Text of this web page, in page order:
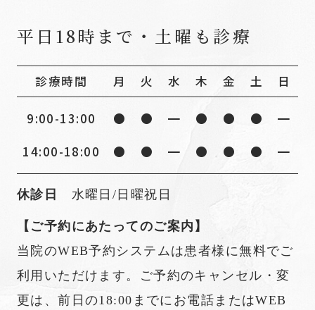
平⽇18時まで・土曜も診療
診療時間 月 火 水 木 金 土 日
9:00-13:00 ● ● ━ ● ● ●
━
14:00-18:00
● ● ━ ● ● ● ━
休診日 水曜日/日曜祝日
【ご予約にあたってのご案内】
当院のWEB予約システムは患者様に無料でご
利用いただけます。ご予約のキャンセル・変
更は、前日の18:00までにお電話またはWEB